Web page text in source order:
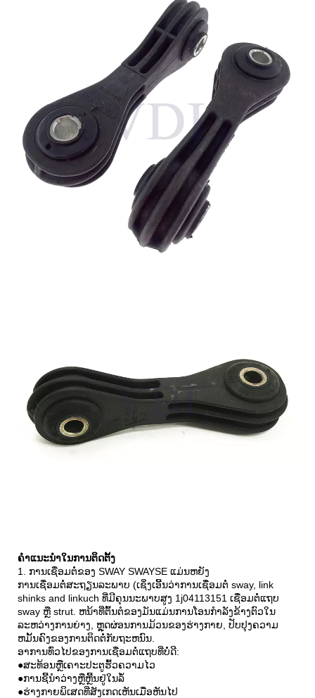
ຄໍາແນະນໍາໃນການຕິດຕັ້ງ
1. ການເຊື່ອມຕໍ່ຂອງ SWAY SWAYSE ແມ່ນຫຍັງ
ການເຊື່ອມຕໍ່ສະຖຽນລະພາບ (ເຊິ່ງເອີ້ນວ່າການເຊື່ອມຕໍ່ sway, link
shinks and linkuch ທີ່ມີຄຸນນະພາບສູງ 1j04113151 ເຊື່ອມຕໍ່ແຖບ
sway ຫຼື strut. ຫນ້າທີ່ຕົ້ນຕໍຂອງມັນແມ່ນການໂອນກໍາລັງຂ້າງຕົວໃນ
ລະຫວ່າງການຍ່າງ, ຫຼຸດຜ່ອນການມ້ວນຂອງຮ່າງກາຍ, ປັບປຸງຄວາມ
ຫມັ້ນຄົງຂອງການຕິດຕໍ່ກັບຖະຫນົນ.
ອາການທົ່ວໄປຂອງການເຊື່ອມຕໍ່ແຖບທີ່ບໍ່ດີ:
●ສະທ້ອນຫຼືເຄາະປະຕູຮົ້ວຄວາມໄວ
●ການຊີ້ນໍາວ່າງຫຼືຫຼີ້ນຢູ່ໃນລໍ້
●ຮ່າງກາຍພິເສດທີ່ສັງເກດເຫັນເມື່ອຫັນໄປ